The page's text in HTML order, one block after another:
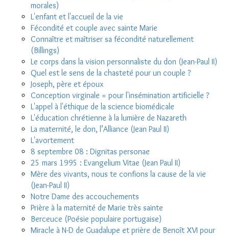
morales)
L'enfant et l'accueil de la vie
Fécondité et couple avec sainte Marie
Connaître et maîtriser sa fécondité naturellement
(Billings)
Le corps dans la vision personnaliste du don (Jean-Paul II)
Quel est le sens de la chasteté pour un couple ?
Joseph, père et époux
Conception virginale = pour l'insémination artificielle ?
L'appel à l'éthique de la science biomédicale
L'éducation chrétienne à la lumière de Nazareth
La maternité, le don, l’Alliance (Jean Paul II)
L'avortement
8 septembre 08 : Dignitas personae
25 mars 1995 : Evangelium Vitae (Jean Paul II)
Mère des vivants, nous te confions la cause de la vie
(Jean-Paul II)
Notre Dame des accouchements
Prière à la maternité de Marie très sainte
Berceuce (Poésie populaire portugaise)
Miracle à N-D de Guadalupe et prière de Benoît XVI pour